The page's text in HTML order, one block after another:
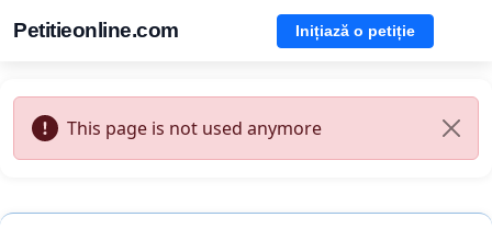
Petitieonline.com Inițiază o petiție
This page is not used anymore